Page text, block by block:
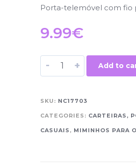
Porta-telemóvel com fio
9.99€
- + Add to
SKU: NC17703
CATEGORIES: CARTEIRAS,
CASUAIS , MIMINHOS PARA